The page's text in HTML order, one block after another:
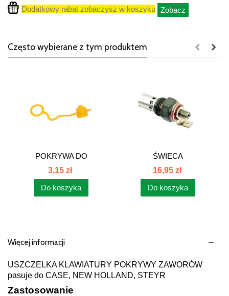
Dodatkowy rabat zobaczysz w koszyku Zobacz
Często wybierane z tym produktem
POKRYWA DO
GNIAZDA...
3,15 zł
Do koszyka
ŚWIECA
PŁOMIENIOWA...
16,95 zł
Do koszyka
Więcej informacji
USZCZELKA KLAWIATURY POKRYWY ZAWORÓW
pasuje do CASE, NEW HOLLAND, STEYR
Zastosowanie